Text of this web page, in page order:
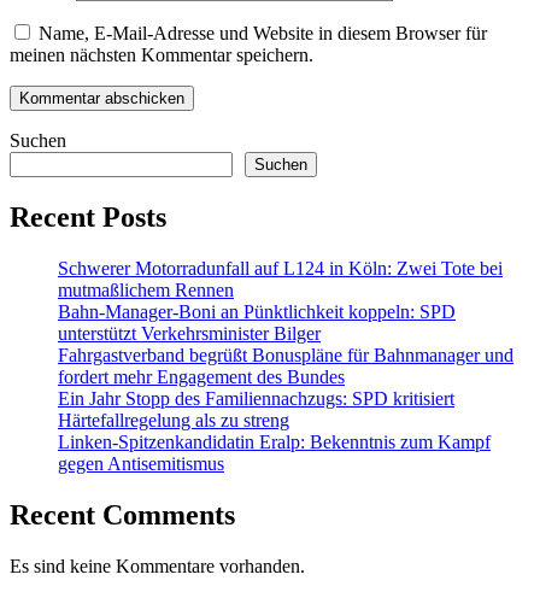
Name, E-Mail-Adresse und Website in diesem Browser für
meinen nächsten Kommentar speichern.
Suchen
Suchen
Recent Posts
Schwerer Motorradunfall auf L124 in Köln: Zwei Tote bei
mutmaßlichem Rennen
Bahn-Manager-Boni an Pünktlichkeit koppeln: SPD
unterstützt Verkehrsminister Bilger
Fahrgastverband begrüßt Bonuspläne für Bahnmanager und
fordert mehr Engagement des Bundes
Ein Jahr Stopp des Familiennachzugs: SPD kritisiert
Härtefallregelung als zu streng
Linken-Spitzenkandidatin Eralp: Bekenntnis zum Kampf
gegen Antisemitismus
Recent Comments
Es sind keine Kommentare vorhanden.